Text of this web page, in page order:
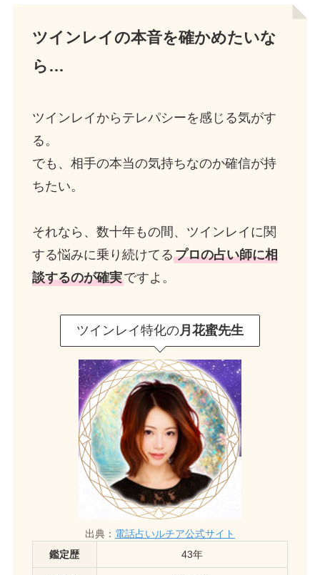
ツインレイの本音を確かめたいな
ら…
ツインレイからテレパシーを感じる気がす
る。
でも、相手の本当の気持ちなのか確信が持
ちたい。
それなら、数十年もの間、ツインレイに関
する悩みに乗り続けてるプロの占い師に相
談するのが確実ですよ。
ツインレイ特化の月花蜜先生
出典： 電話占いルチア公式サイト
鑑定歴
43年